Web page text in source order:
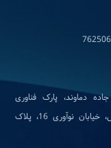
کیلومتر 20 جاده دماوند، پارک فناوری
پردیس، بلوار پژوهش، خیابان نوآوری 16، پلاک